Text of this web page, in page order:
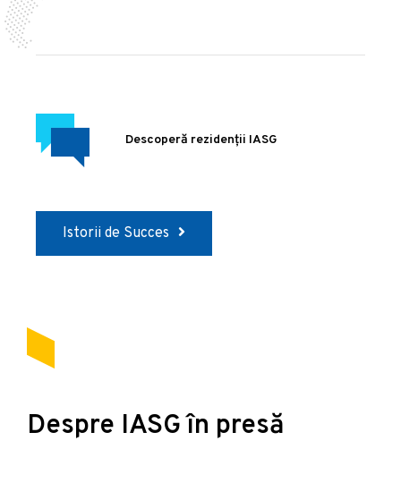
Descoperă rezidenții IASG
Istorii de Succes
Despre IASG în presă